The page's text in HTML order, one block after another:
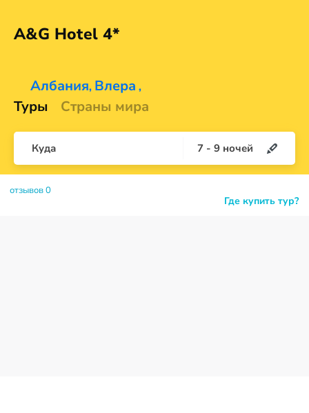
A&G Hotel 4*
Албания, Влера ,
Туры Страны мира
Куда 7 - 9 ночей
Где купить тур?
отзывов 0